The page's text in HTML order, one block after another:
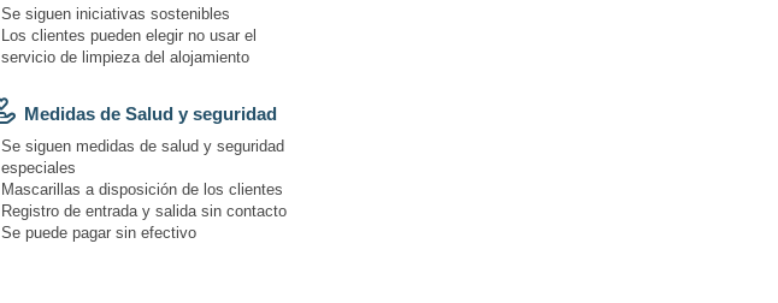
Se siguen iniciativas sostenibles
Los clientes pueden elegir no usar el
servicio de limpieza del alojamiento
Medidas de Salud y seguridad
Se siguen medidas de salud y seguridad
especiales
Mascarillas a disposición de los clientes
Registro de entrada y salida sin contacto
Se puede pagar sin efectivo